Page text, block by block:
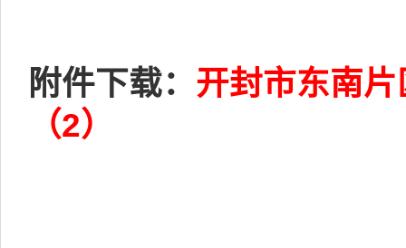
附件下载： 开封市东南
（2）